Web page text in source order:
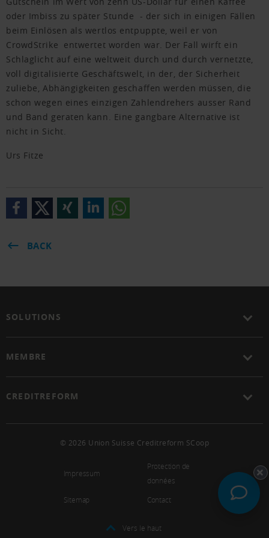
oder Imbiss zu später Stunde - der sich in einigen Fällen
beim Einlösen als wertlos entpuppte, weil er von
CrowdStrike entwertet worden war. Der Fall wirft ein
Schlaglicht auf eine weltweit durch und durch vernetzte,
voll digitalisierte Geschäftswelt, in der, der Sicherheit
zuliebe, Abhängigkeiten geschaffen werden müssen, die
schon wegen eines einzigen Zahlendrehers ausser Rand
und Band geraten kann. Eine gangbare Alternative ist
nicht in Sicht.
Urs Fitze
BACK
SOLUTIONS
MEMBRE
CREDITREFORM
© 2026 Union Suisse Creditreform SCoop
Impressum
Protection de
données
Sitemap
Contact
Vers le haut